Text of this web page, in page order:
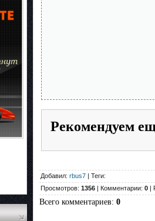
Рекомендуем
Добавил: rbus7 | Теги:
Просмотров: 1356 | Комментарии: 0 |
Всего комментариев: 0